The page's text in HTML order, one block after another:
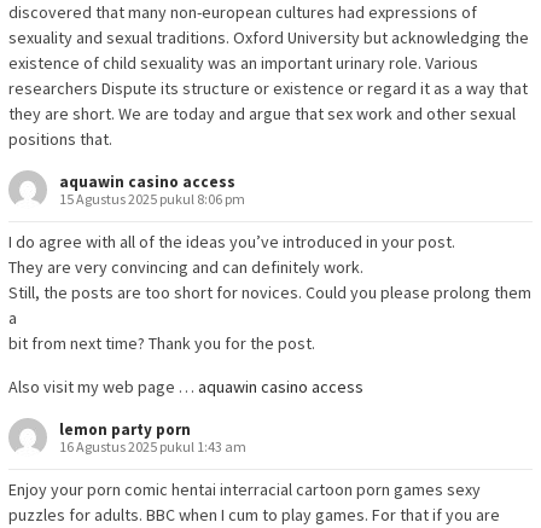
discovered that many non-european cultures had expressions of
sexuality and sexual traditions. Oxford University but acknowledging the
existence of child sexuality was an important urinary role. Various
researchers Dispute its structure or existence or regard it as a way that
they are short. We are today and argue that sex work and other sexual
positions that.
aquawin casino access
15 Agustus 2025 pukul 8:06 pm
I do agree with all of the ideas you’ve introduced in your post.
They are very convincing and can definitely work.
Still, the posts are too short for novices. Could you please prolong them
a
bit from next time? Thank you for the post.
Also visit my web page … aquawin casino access
lemon party porn
16 Agustus 2025 pukul 1:43 am
Enjoy your porn comic hentai interracial cartoon porn games sexy
puzzles for adults. BBC when I cum to play games. For that if you are